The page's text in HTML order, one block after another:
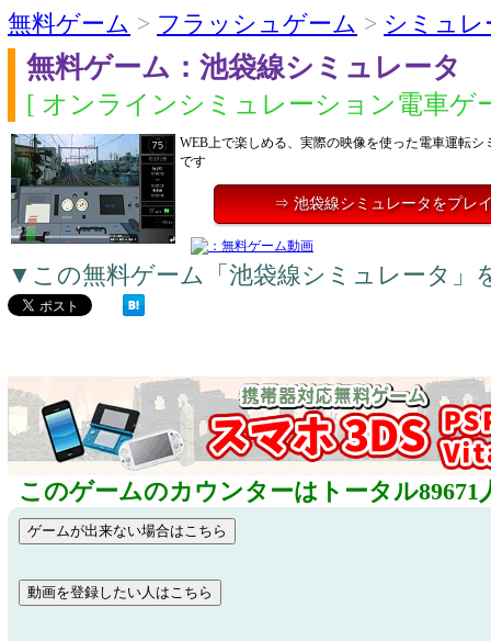
無料ゲーム > フラッシュゲーム > シミュ
無料ゲーム：池袋線シミュレータ
[ オンラインシミュレーション電車ゲ
WEB上で楽しめる、実際の映像を使った電車運転シ
です
⇒ 池袋線シミュレータをプレ
▼この無料ゲーム「池袋線シミュレータ」
このゲームのカウンターはトータル89671